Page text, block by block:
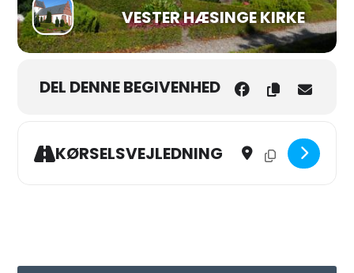
VESTER HÆSINGE KIRKE
DEL DENNE BEGIVENHED
KØRSELSVEJLEDNING Address - Konfirmation
Destination